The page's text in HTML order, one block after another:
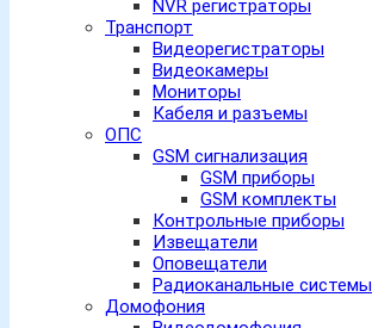
NVR регистраторы
Транспорт
Видеорегистраторы
Видеокамеры
Мониторы
Кабеля и разъемы
ОПС
GSM сигнализация
GSM приборы
GSM комплекты
Контрольные приборы
Извещатели
Оповещатели
Радиоканальные системы
Домофония